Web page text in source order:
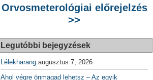
Orvosmeterológiai előrejelzés
>>
Legutóbbi bejegyzések
Lélekharang augusztus 7, 2026
Ahol végre önmagad lehetsz – Az egyik